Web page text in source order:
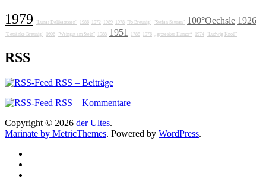
1979
"Lunas Delikatessen" 1986 1972 1989 1978 "Jo Breunig" "Stefan Sattran" 100°Oechsle 1926
"Getränke Breunig" 1606 "Weingut am Stein" 1988 1951 1788 1976 „grotesker Humor“ 1974 "Ludwig Knoll"
RSS
RSS – Beiträge
RSS – Kommentare
Copyright © 2026 der Ultes.
Marinate by MetricThemes. Powered by WordPress.